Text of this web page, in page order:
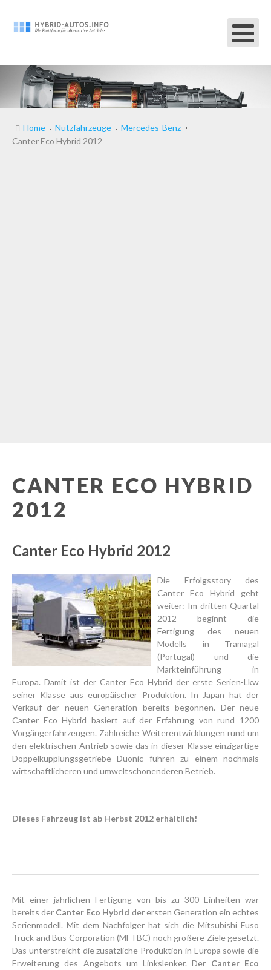
Home Nutzfahrzeuge
Mercedes-Benz
Canter Eco Hybrid 2012
CANTER ECO HYBRID
2012
Canter Eco Hybrid 2012
Die Erfolgsstory des
Canter Eco Hybrid geht
weiter: Im dritten Quartal
2012 beginnt die
Fertigung des neuen
Modells in Tramagal
(Portugal) und die
Markteinführung in
Europa. Damit ist der Canter Eco Hybrid der erste Serien-Lkw
seiner Klasse aus europäischer Produktion. In Japan hat der
Verkauf der neuen Generation bereits begonnen. Der neue
Canter Eco Hybrid basiert auf der Erfahrung von rund 1200
Vorgängerfahrzeugen. Zahlreiche Weiterentwicklungen rund um
den elektrischen Antrieb sowie das in dieser Klasse einzigartige
Doppelkupplungsgetriebe Duonic führen zu einem nochmals
wirtschaftlicheren und umweltschonenderen Betrieb.
Dieses Fahrzeug ist ab Herbst 2012 erhältlich!
Mit einer jährlichen Fertigung von bis zu 300 Einheiten war
bereits der Canter Eco Hybrid der ersten Generation ein echtes
Serienmodell. Mit dem Nachfolger hat sich die Mitsubishi Fuso
Truck and Bus Corporation (MFTBC) noch größere Ziele gesetzt.
Das unterstreicht die zusätzliche Produktion in Europa sowie die
Erweiterung des Angebots um Linkslenker. Der Canter Eco